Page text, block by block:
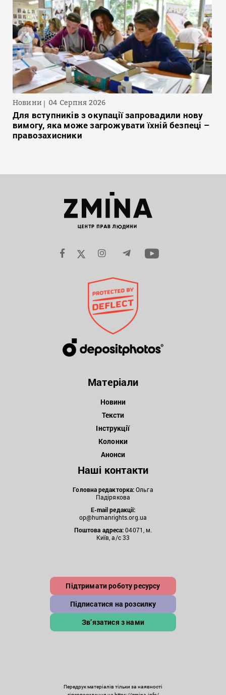
Новини 04 Серпня 2026
Для вступників з окупації запровадили нову
вимогу, яка може загрожувати їхній безпеці –
правозахисники
Матеріали
Новини
Тексти
Інструкції
Колонки
Анонси
Наші контакти
Головна редакторка:Ольга
Падірякова
E-mail редакції:
op@humanrights.org.ua
Поштова адреса:04071, м.
Київ, а/с 33
Підтримати роботу ресурсу
Підписатися на розсилку
Зв’язатися з нами
Передрук матеріалів тільки за наявності